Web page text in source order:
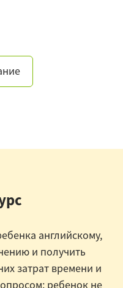
английскому,
и получить
затрат времени и
ребенок не